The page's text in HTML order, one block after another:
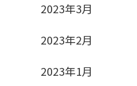
2023年3月
2023年2月
2023年1月